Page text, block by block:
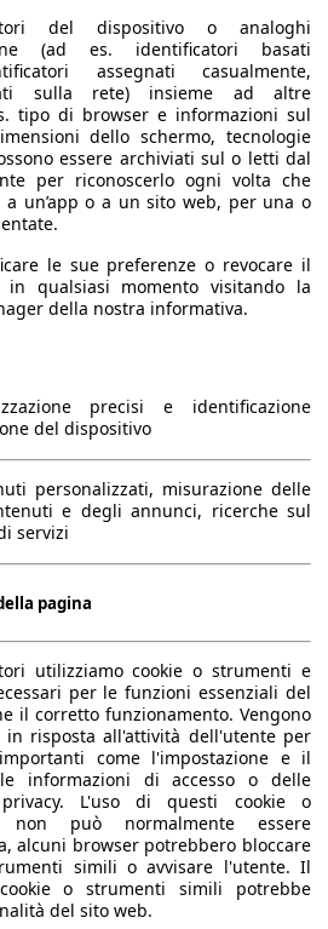
92 kW (125 PS)
h)
11.2s
193 km/h
6
170 nm
998 ccm
Benzina
4560 mm
1510 mm
-
5
-
freni) -
1200 kg
476 - 1516 l
110 g/km (komb.)
5.8 l/100km
del dispositivo o analoghi
(ad es. identificatori basati
assegnati casualmente,
sulla rete) insieme ad altre
tipo di browser e informazioni sul
dello schermo, tecnologie
essere archiviati sul o letti dal
per riconoscerlo ogni volta che
a un’app o a un sito web, per una o
le sue preferenze o revocare il
in qualsiasi momento visitando la
della nostra informativa.
precisi e identificazione
del dispositivo
personalizzati, misurazione delle
e degli annunci, ricerche sul
servizi
pagina
utilizziamo cookie o strumenti e
per le funzioni essenziali del
il corretto funzionamento. Vengono
risposta all'attività dell'utente per
come l'impostazione e il
informazioni di accesso o delle
L'uso di questi cookie o
non può normalmente essere
alcuni browser potrebbero bloccare
simili o avvisare l'utente. Il
o strumenti simili potrebbe
del sito web.